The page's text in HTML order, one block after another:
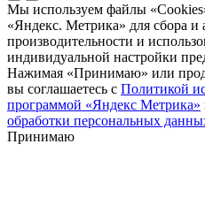
Мы используем файлы
«Яндекс. Метрика» для сбора
производительности и
индивидуальной настройки
Нажимая «Принимаю» или
вы соглашаетесь с Политикой
программой «Яндекс Метрика»
обработки персональных
Принимаю